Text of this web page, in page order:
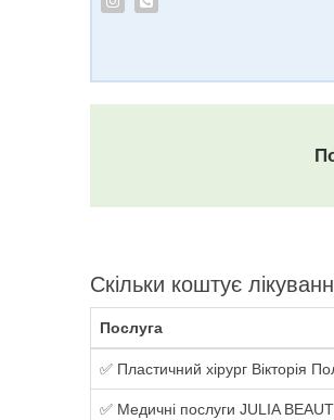
Скільки коштує
Послуга
✅ Пластичний хірург Вікторія
✅ Медичні послуги JULIA